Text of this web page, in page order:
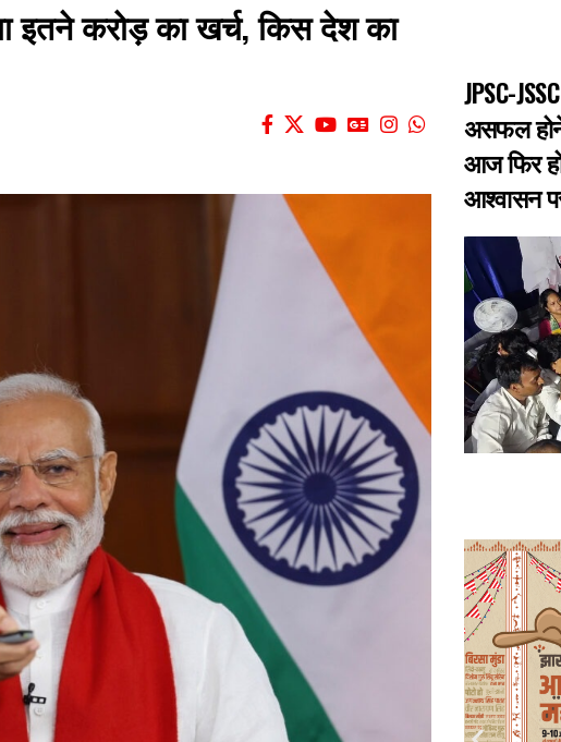
इतने करोड़ का खर्च, किस देश का
JPSC-
असफल
आज फिर
आश्वासन